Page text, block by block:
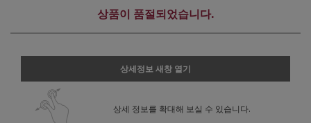
상품이 품절되었습니다.
상세정보 새창 열기
상세 정보를 확대해 보실 수 있습니다.